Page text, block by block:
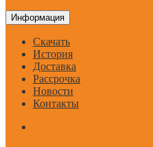
Информация
Скачать
История
Доставка
Рассрочка
Новости
Контакты